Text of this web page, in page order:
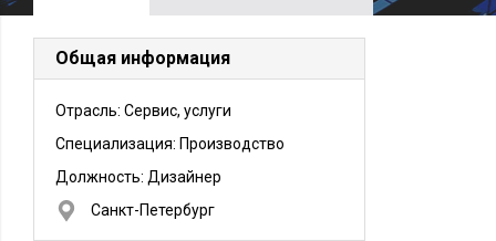
Общая информация
Отрасль: Сервис, услуги
Специализация: Производство
Должность: Дизайнер
Санкт-Петербург